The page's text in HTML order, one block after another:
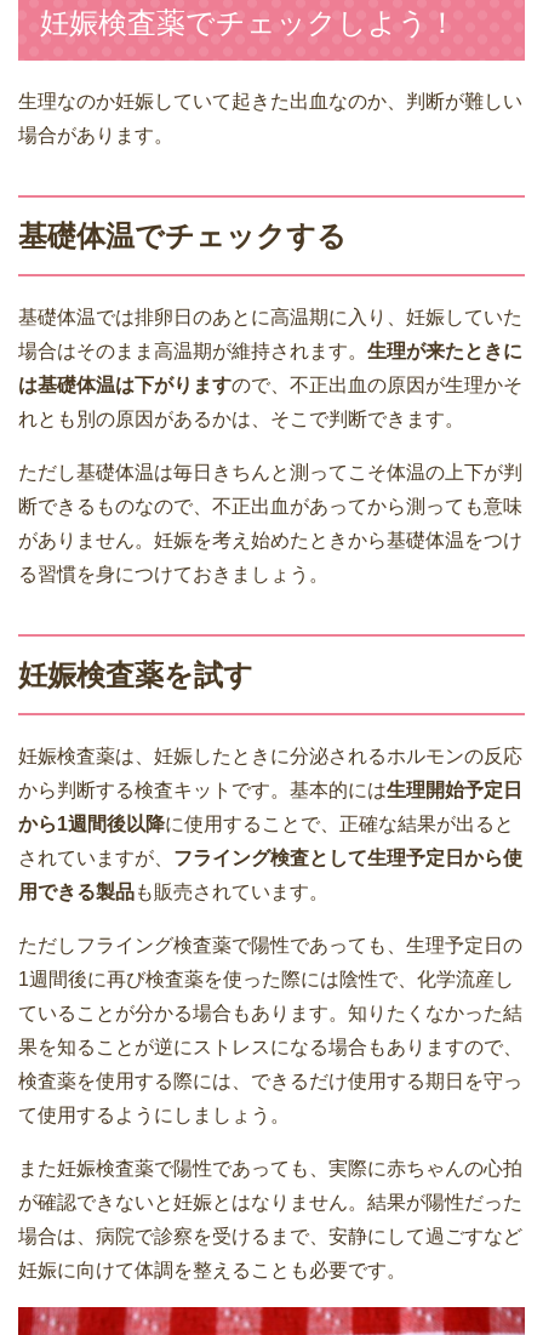
妊娠検査薬でチェックしよう！
生理なのか妊娠していて起きた出血なのか、判断が難しい
場合があります。
基礎体温でチェックする
基礎体温では排卵日のあとに高温期に入り、妊娠していた
場合はそのまま高温期が維持されます。 生理が来たときに
は基礎体温は下がりますので、不正出血の原因が生理かそ
れとも別の原因があるかは、そこで判断できます。
ただし基礎体温は毎日きちんと測ってこそ体温の上下が判
断できるものなので、不正出血があってから測っても意味
がありません。妊娠を考え始めたときから基礎体温をつけ
る習慣を身につけておきましょう。
妊娠検査薬を試す
妊娠検査薬は、妊娠したときに分泌されるホルモンの反応
から判断する検査キットです。基本的には生理開始予定日
から1週間後以降に使用することで、正確な結果が出ると
されていますが、 フライング検査として生理予定日から使
用できる製品も販売されています。
ただしフライング検査薬で陽性であっても、生理予定日の
1週間後に再び検査薬を使った際には陰性で、化学流産し
ていることが分かる場合もあります。知りたくなかった結
果を知ることが逆にストレスになる場合もありますので、
検査薬を使用する際には、できるだけ使用する期日を守っ
て使用するようにしましょう。
また妊娠検査薬で陽性であっても、実際に赤ちゃんの心拍
が確認できないと妊娠とはなりません。結果が陽性だった
場合は、病院で診察を受けるまで、安静にして過ごすなど
妊娠に向けて体調を整えることも必要です。